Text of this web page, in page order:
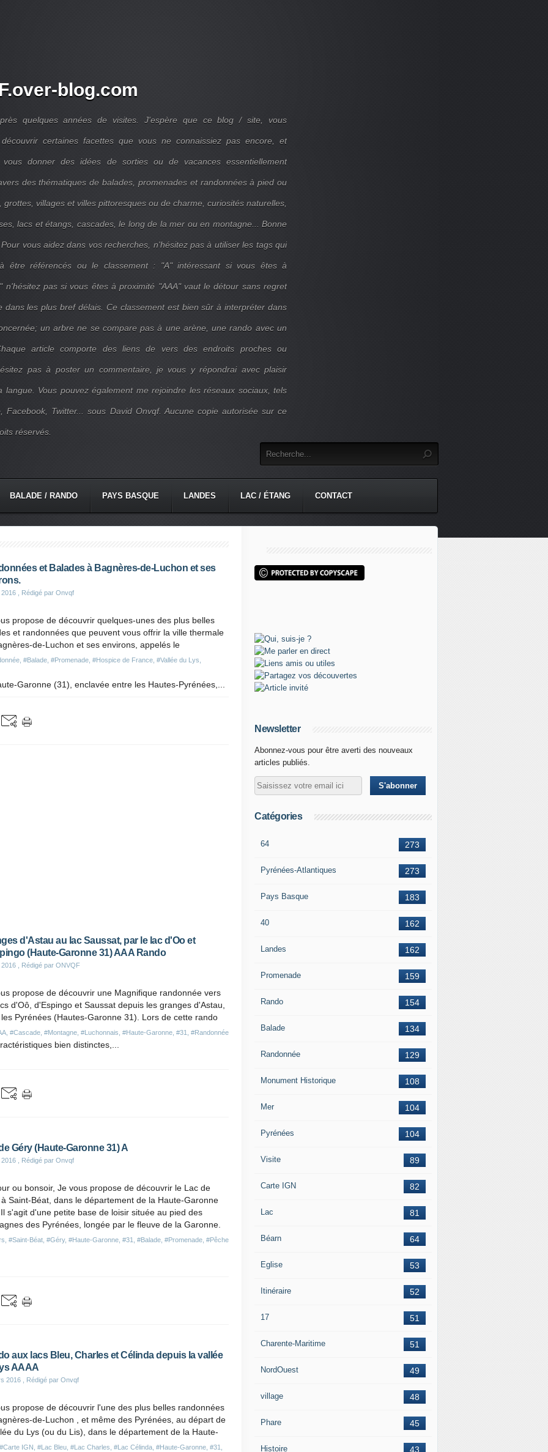
blog.com
quelques années de visites. J'espère que ce blog / site, vous
certaines facettes que vous ne connaissiez pas encore, et
vous donner des idées de sorties ou de vacances essentiellement
des thématiques de balades, promenades et randonnées à pied ou
grottes, villages et villes pittoresques ou de charme, curiosités naturelles,
lacs et étangs, cascades, le long de la mer ou en montagne... Bonne
vous aidez dans vos recherches, n'hésitez pas à utiliser les tags qui
être référencés ou le classement : "A" intéressant si vous êtes à
n'hésitez pas si vous êtes à proximité "AAA" vaut le détour sans regret
dans les plus bref délais. Ce classement est bien sûr à interpréter dans
un arbre ne se compare pas à une arène, une rando avec un
article comporte des liens de vers des endroits proches ou
pas à poster un commentaire, je vous y répondrai avec plaisir
langue. Vous pouvez également me rejoindre les réseaux sociaux, tels
Facebook, Twitter... sous David Onvqf. Aucune copie autorisée sur ce
réservés.
BALADE / RANDO PAYS BASQUE LANDES LAC / ÉTANG CONTACT
et Balades à Bagnères-de-Luchon et ses
2016 , Rédigé par Onvqf
#Balade #Promenade #Hospice de France #Vallée du Lys
propose de découvrir quelques-unes des plus belles
et randonnées que peuvent vous offrir la ville thermale
de-Luchon et ses environs, appelés le
Garonne (31), enclavée entre les Hautes-Pyrénées,...
d'Astau au lac Saussat, par le lac d'Oo et
(Haute-Garonne 31) AAA Rando
2016 , Rédigé par ONVQF
#Cascade #Montagne #Luchonnais #Haute-Garonne #31 #Randonnée
propose de découvrir une Magnifique randonnée vers
d'Oô, d'Espingo et Saussat depuis les granges d'Astau,
Pyrénées (Hautes-Garonne 31). Lors de cette rando
bien distinctes,...
Géry (Haute-Garonne 31) A
2016 , Rédigé par Onvqf
#Saint-Béat #Géry, #Haute-Garonne #31 #Balade #Promenade #Pêche
ou bonsoir, Je vous propose de découvrir le Lac de
Saint-Béat, dans le département de la Haute-Garonne
s'agit d'une petite base de loisir située au pied des
des Pyrénées, longée par le fleuve de la Garonne.
aux lacs Bleu, Charles et Célinda depuis la vallée
AAAA
2016 , Rédigé par Onvqf
#Carte IGN #Lac Bleu #Lac Charles #Lac Célinda #Haute-Garonne #31
propose de découvrir l'une des plus belles randonnées
de-Luchon , et même des Pyrénées, au départ de
du Lys (ou du Lis), dans le département de la Haute-
Newsletter
Abonnez-vous pour être averti des nouveaux
articles publiés.
Catégories
273
64
273
Pyrénées-Atlantiques
183
Pays Basque
162
40
162
Landes
159
Promenade
154
Rando
134
Balade
129
Randonnée
108
Monument Historique
104
Mer
104
Pyrénées
89
Visite
82
Carte IGN
81
Lac
64
Béarn
53
Eglise
52
Itinéraire
51
17
51
Charente-Maritime
49
NordOuest
48
village
45
Phare
43
Histoire